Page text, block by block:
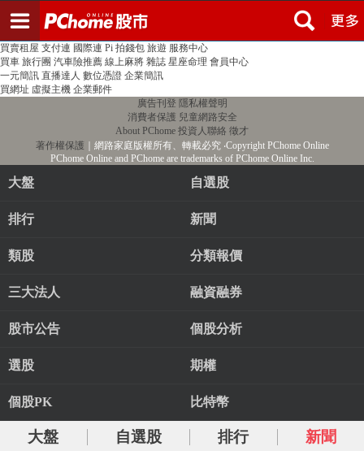
PChome首頁 線上購物 24h購物 書店
買賣租屋 支付連 國際連 Pi 拍錢包 旅遊 服務中心
買車 旅行團 汽車險推薦 線上麻將 雜誌 星座命理 會員中心
一元簡訊 直播達人 數位憑證 企業簡訊
買網址 虛擬主機 企業郵件
廣告刊登 隱私權聲明
消費者保護 兒童網路安全
About PChome 投資人聯絡 徵才
著作權保護 ｜網路家庭版權所有、轉載必究‧Copyright PChome Online
PChome Online and PChome are trademarks of PChome Online Inc.
大盤 自選股
排行 新聞
類股 分類報價
三大法人 融資融券
股市公告 個股分析
選股 期權
個股PK 比特幣
大盤 自選股 排行 新聞